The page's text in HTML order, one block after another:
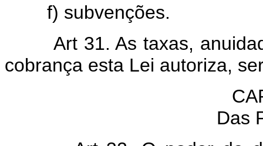
f) subvenções.
Art 31. As taxas,
cobrança esta Lei autoriza,
Das